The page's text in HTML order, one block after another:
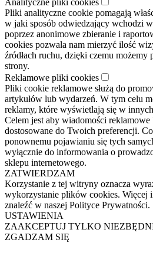
Analityczne pliki cookies
Pliki analityczne cookie pomagają
w jaki sposób odwiedzający wchodzi
poprzez anonimowe zbieranie i
cookies pozwala nam mierzyć ilość
źródłach ruchu, dzięki czemu możemy
strony.
Reklamowe pliki cookies
Pliki cookie reklamowe służą do
artykułów lub wydarzeń. W tym celu
reklamy, które wyświetlają się w
Celem jest aby wiadomości reklamowe
dostosowane do Twoich preferencji.
ponownemu pojawianiu się tych
wyłącznie do informowania o
sklepu internetowego.
ZATWIERDZAM
Korzystanie z tej witryny oznacza
wykorzystanie plików cookies. Więcej
znaleźć w naszej Polityce Prywatności.
USTAWIENIA
ZAAKCEPTUJ TYLKO
ZGADZAM SIĘ